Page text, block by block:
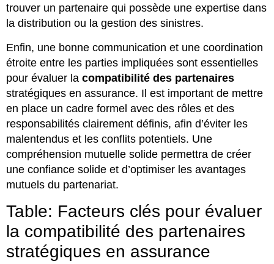
trouver un partenaire qui possède une expertise dans
la distribution ou la gestion des sinistres.
Enfin, une bonne communication et une coordination
étroite entre les parties impliquées sont essentielles
pour évaluer la compatibilité des partenaires
stratégiques en assurance. Il est important de mettre
en place un cadre formel avec des rôles et des
responsabilités clairement définis, afin d’éviter les
malentendus et les conflits potentiels. Une
compréhension mutuelle solide permettra de créer
une confiance solide et d’optimiser les avantages
mutuels du partenariat.
Table: Facteurs clés pour évaluer
la compatibilité des partenaires
stratégiques en assurance